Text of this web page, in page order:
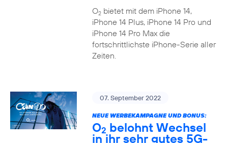
O2bietet mit dem iPhone 14,
iPhone 14 Plus, iPhone 14 Pro und
iPhone 14 Pro Max die
fortschrittlichste iPhone-Serie aller
Zeiten.
07. September 2022
NEUE WERBEKAMPAGNE UND BONUS:
O2 belohnt Wechsel
in ihr sehr gutes 5G-